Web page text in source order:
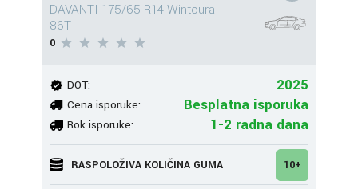
DAVANTI 175/65 R14 Wintoura
86T
0
DOT: 2025
Cena isporuke: Besplatna isporuka
Rok isporuke: 1-2 radna dana
RASPOLOŽIVA KOLIČINA GUMA 10+